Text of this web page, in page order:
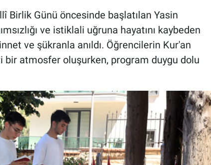
Birlik Günü öncesinde başlatılan Yasin
ve istiklali uğruna hayatını kaybeden
ve şükranla anıldı. Öğrencilerin Kur'an
atmosfer oluşurken, program duygu dolu